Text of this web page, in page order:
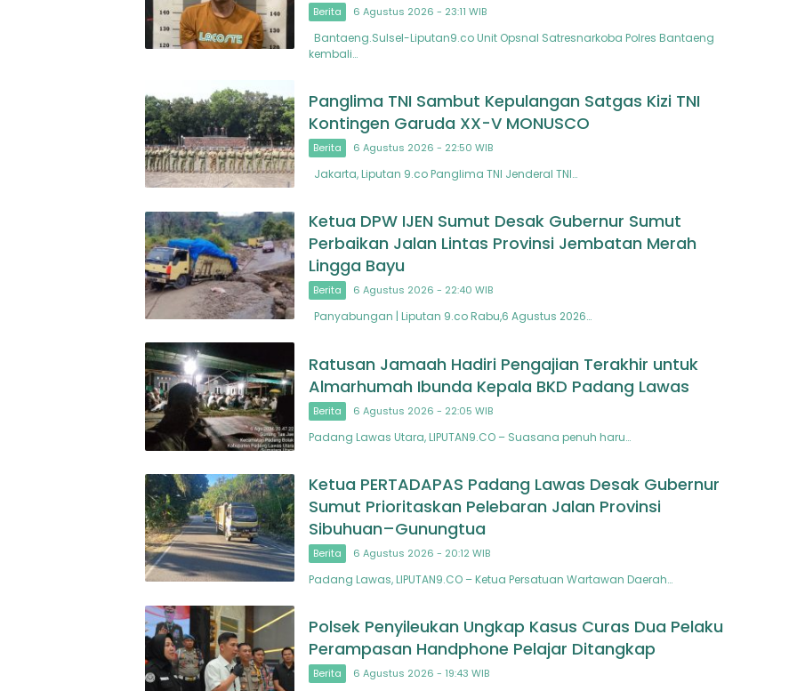
Berita 6 Agustus 2026 - 23:11 WIB
Bantaeng.Sulsel-Liputan9.co Unit Opsnal Satresnarkoba Polres Bantaeng
kembali…
Panglima TNI Sambut Kepulangan Satgas Kizi TNI
Kontingen Garuda XX-V MONUSCO
Berita 6 Agustus 2026 - 22:50 WIB
Jakarta, Liputan 9.co Panglima TNI Jenderal TNI…
Ketua DPW IJEN Sumut Desak Gubernur Sumut
Perbaikan Jalan Lintas Provinsi Jembatan Merah
Lingga Bayu
Berita 6 Agustus 2026 - 22:40 WIB
Panyabungan | Liputan 9.co Rabu,6 Agustus 2026…
Ratusan Jamaah Hadiri Pengajian Terakhir untuk
Almarhumah Ibunda Kepala BKD Padang Lawas
Berita 6 Agustus 2026 - 22:05 WIB
Padang Lawas Utara, LIPUTAN9.CO – Suasana penuh haru…
Ketua PERTADAPAS Padang Lawas Desak Gubernur
Sumut Prioritaskan Pelebaran Jalan Provinsi
Sibuhuan–Gunungtua
Berita 6 Agustus 2026 - 20:12 WIB
Padang Lawas, LIPUTAN9.CO – Ketua Persatuan Wartawan Daerah…
Polsek Penyileukan Ungkap Kasus Curas Dua Pelaku
Perampasan Handphone Pelajar Ditangkap
Berita 6 Agustus 2026 - 19:43 WIB